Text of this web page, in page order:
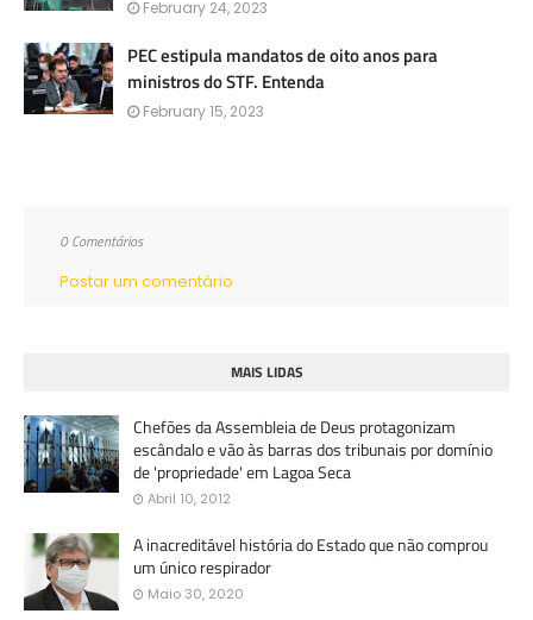
February 24, 2023
PEC estipula mandatos de oito anos para
ministros do STF. Entenda
February 15, 2023
0 Comentários
Postar um comentário
MAIS LIDAS
Chefões da Assembleia de Deus protagonizam
escândalo e vão às barras dos tribunais por domínio
de 'propriedade' em Lagoa Seca
Abril 10, 2012
A inacreditável história do Estado que não comprou
um único respirador
Maio 30, 2020